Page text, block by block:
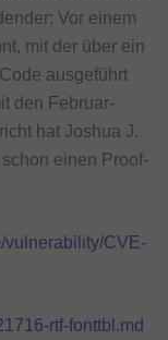
Vor einem
mit der über ein
ausgeführt
den Februar-
hat Joshua J.
einen Proof-
vulnerability/CVE-
rtf-fonttbl.md